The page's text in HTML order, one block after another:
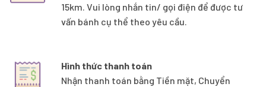
15km. Vui lòng nhắn tin/ gọi điện để được tư
vấn bánh cụ thể theo yêu cầu.
Hình thức thanh toán
Nhận thanh toán bằng Tiền mặt, Chuyển